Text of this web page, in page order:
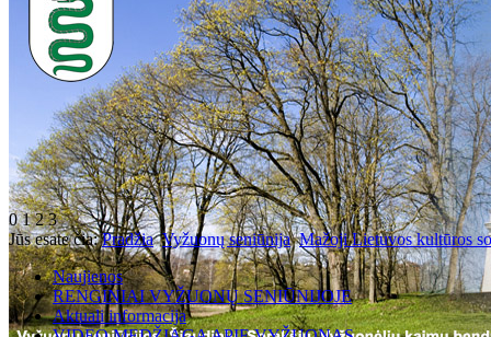
0123
Jūs esate čia:Pradžia Vyžuonų seniūnija Mažoji Lietuvos kultūros
Naujienos
RENGINIAI VYŽUONŲ SENIŪNIJOJE
Aktuali informacija